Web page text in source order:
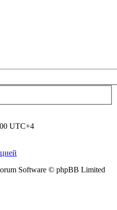
UTC+4
Software © phpBB Limited